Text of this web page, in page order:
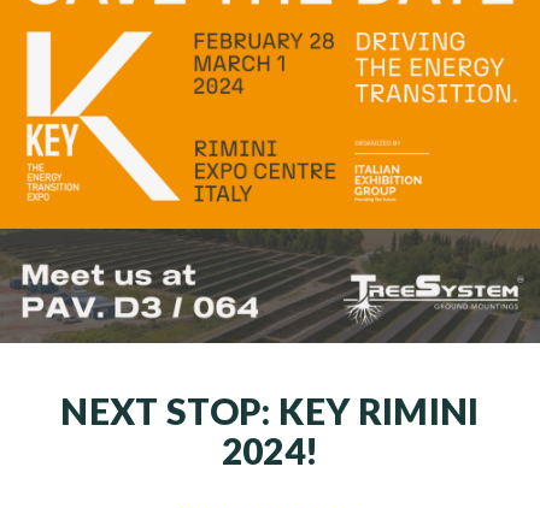
NEXT STOP: KEY RIMINI
2024!